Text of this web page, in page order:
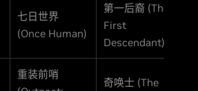
七日世界
(Once Human)
第一后裔 (The
First
Descendant)
重装前哨
奇唤士 (The